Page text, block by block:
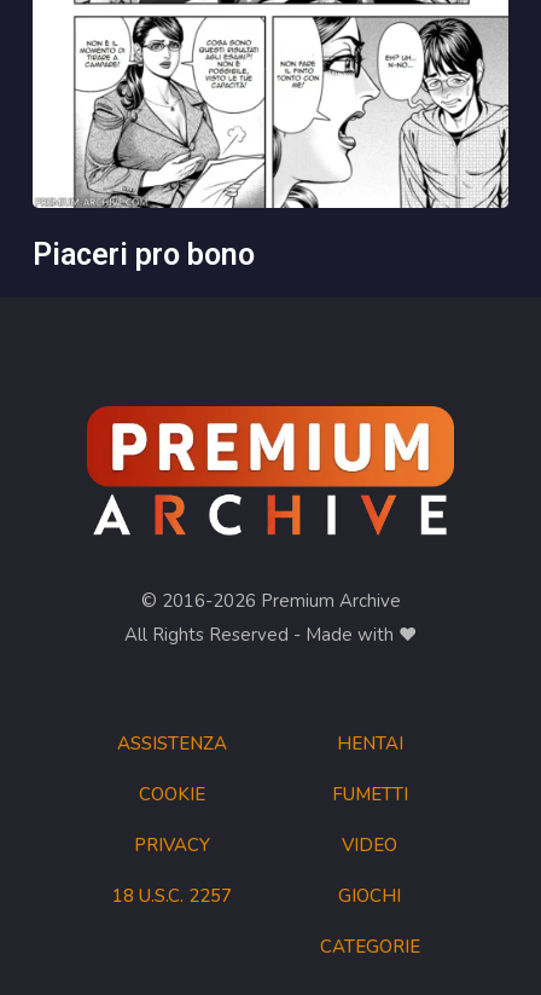
piaceri pro bono
ASSISTENZA
COOKIE
PRIVACY
18 U.S.C. 2257
© 2016-2026 Premium Archive
All Rights Reserved - Made with ❤︎
HENTAI
FUMETTI
VIDEO
GIOCHI
CATEGORIE